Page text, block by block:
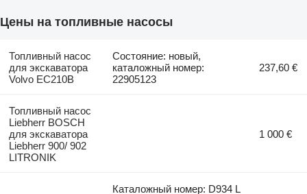
Цены на топливные насосы
Топливный насос
для экскаватора
Volvo EC210B
Состояние: новый,
каталожный номер:
22905123
237,60 €
Топливный насос
Liebherr BOSCH
для экскаватора
Liebherr 900/ 902
LITRONIK
1 000 €
Каталожный номер: D934 L